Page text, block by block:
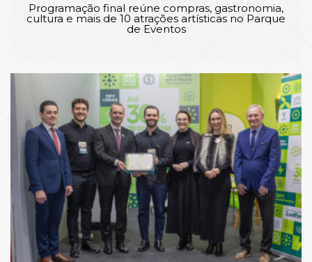
Programação final reúne compras, gastronomia,
cultura e mais de 10 atrações artísticas no Parque
de Eventos